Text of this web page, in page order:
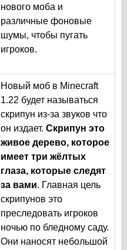
нового моба и
различные фоновые
шумы, чтобы пугать
игроков.
Новый моб в Minecraft
1.22 будет называться
скрипун из-за звуков что
он издает. Скрипун это
живое дерево, которое
имеет три жёлтых
глаза, которые следят
за вами. Главная цель
скрипунов это
преследовать игроков
ночью по бледному саду.
Они наносят небольшой